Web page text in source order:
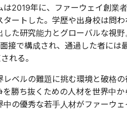
は2019年に、ファーウェイ創業者
タートした。学歴や出身校は問わ
した研究能力とグローバルな視野
接で構成され、通過した者には
れる。
ベルの難題に挑む環境と破格の
勝ち抜くための人材を世界中か
の優秀な若手人材がファーウェ